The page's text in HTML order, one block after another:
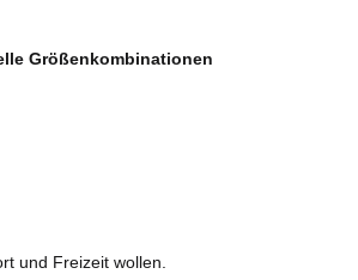
Größenkombinationen
und Freizeit wollen.